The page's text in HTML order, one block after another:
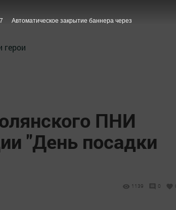
герои
ПНИ
"День посадки
1139 0
6 Автоматическое закрытие баннера через